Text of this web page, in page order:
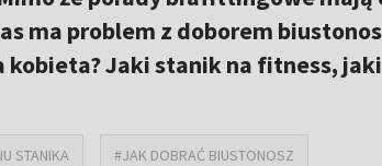
ma problem z doborem
kobieta? Jaki stanik na fitness,
STANIKA #JAK DOBRAĆ BIUSTONOSZ